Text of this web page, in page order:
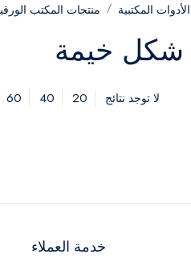
الأدوات المكتبية منتجات المكتب
شكل خيمة
لا توجد نتائج 20
40
60
خدمة العملاء